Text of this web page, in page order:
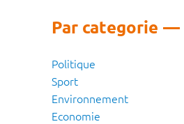
Par categorie
Politique
Sport
Environnement
Economie